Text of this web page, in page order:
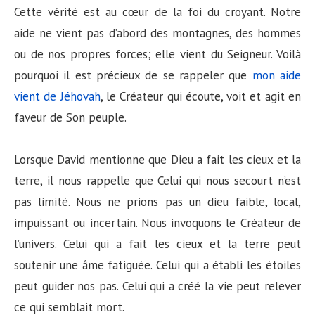
Cette vérité est au cœur de la foi du croyant. Notre
aide ne vient pas d’abord des montagnes, des hommes
ou de nos propres forces; elle vient du Seigneur. Voilà
pourquoi il est précieux de se rappeler que mon aide
vient de Jéhovah, le Créateur qui écoute, voit et agit en
faveur de Son peuple.
Lorsque David mentionne que Dieu a fait les cieux et la
terre, il nous rappelle que Celui qui nous secourt n’est
pas limité. Nous ne prions pas un dieu faible, local,
impuissant ou incertain. Nous invoquons le Créateur de
l’univers. Celui qui a fait les cieux et la terre peut
soutenir une âme fatiguée. Celui qui a établi les étoiles
peut guider nos pas. Celui qui a créé la vie peut relever
ce qui semblait mort.